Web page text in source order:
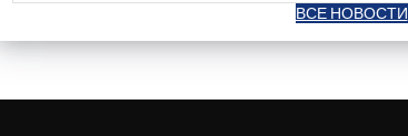
ВСЕ НОВОСТИ